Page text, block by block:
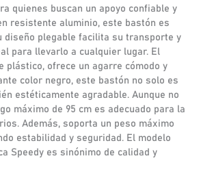
quienes buscan un apoyo confiable y
resistente aluminio, este bastón es
diseño plegable facilita su transporte y
para llevarlo a cualquier lugar. El
plástico, ofrece un agarre cómodo y
color negro, este bastón no solo es
estéticamente agradable. Aunque no
máximo de 95 cm es adecuado para la
Además, soporta un peso máximo
estabilidad y seguridad. El modelo
Speedy es sinónimo de calidad y